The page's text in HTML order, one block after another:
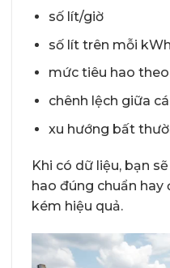
số lít/giờ
số lít trên mỗi
mức tiêu hao
chênh lệch giữa
xu hướng bất
Khi có dữ liệu, bạn
hao đúng chuẩn hay
kém hiệu quả.